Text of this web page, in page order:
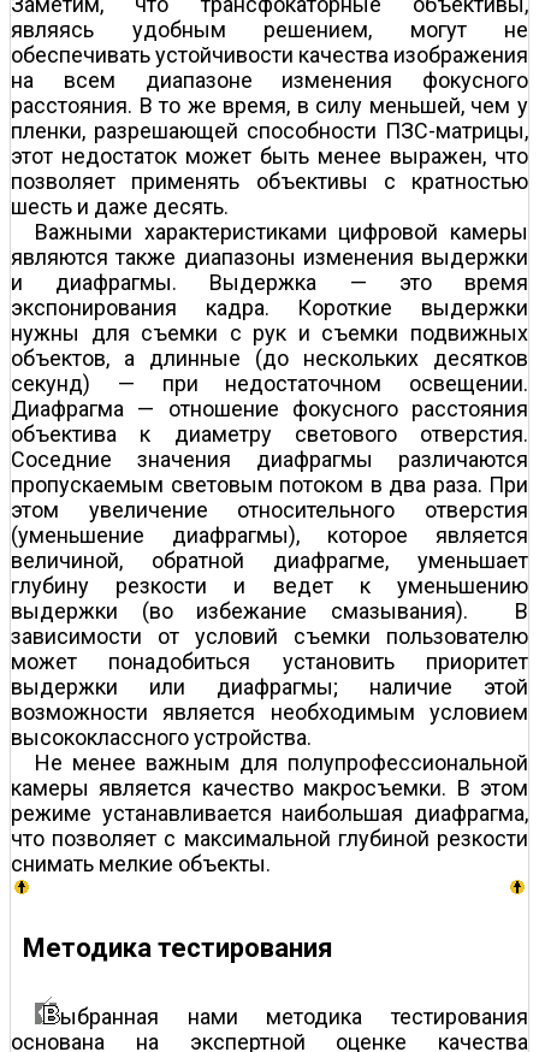
являясь удобным решением, могут не
обеспечивать устойчивости качества изображения
на всем диапазоне изменения фокусного
расстояния. В то же время, в силу меньшей, чем у
пленки, разрешающей способности ПЗС-матрицы,
этот недостаток может быть менее выражен, что
позволяет применять объективы с кратностью
шесть и даже десять.
Важными характеристиками цифровой камеры
являются также диапазоны изменения выдержки
и диафрагмы. Выдержка — это время
экспонирования кадра. Короткие выдержки
нужны для съемки с рук и съемки подвижных
объектов, а длинные (до нескольких десятков
секунд) — при недостаточном освещении.
Диафрагма — отношение фокусного расстояния
объектива к диаметру светового отверстия.
Соседние значения диафрагмы различаются
пропускаемым световым потоком в два раза. При
этом увеличение относительного отверстия
(уменьшение диафрагмы), которое является
величиной, обратной диафрагме, уменьшает
глубину резкости и ведет к уменьшению
выдержки (во избежание смазывания). В
зависимости от условий съемки пользователю
может понадобиться установить приоритет
выдержки или диафрагмы; наличие этой
возможности является необходимым условием
высококлассного устройства.
Не менее важным для полупрофессиональной
камеры является качество макросъемки. В этом
режиме устанавливается наибольшая диафрагма,
что позволяет с максимальной глубиной резкости
снимать мелкие объекты.
Методика тестирования
ыбранная нами методика тестирования
основана на экспертной оценке качества